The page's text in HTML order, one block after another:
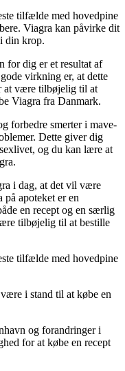
tilfælde med hovedpine
Viagra kan påvirke dit
din krop.
for dig er et resultat af
virkning er, at dette
at være tilbøjelig til at
Viagra fra Danmark.
forbedre smerter i mave-
Dette giver dig
og du kan lære at
i dag, at det vil være
apoteket er en
en recept og en særlig
tilbøjelig til at bestille
tilfælde med hovedpine
i stand til at købe en
og forandringer i
for at købe en recept